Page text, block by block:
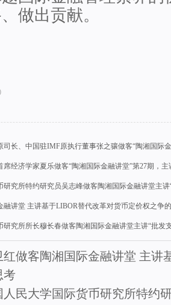
做出贡献。
司长、中国驻IMF原执行董事张之骧做客“陶湘国际
经济学家夏乐做客“陶湘国际金融讲堂”第27期，
研究所特约研究员吴志峰做客陶湘国际金融讲堂主
融讲堂 主讲基于LIBOR替代改革对货币定价权之争
研究所所长穆长春做客陶湘国际金融讲堂主讲“批发
红做客陶湘国际金融讲堂 主
考
民大学国际货币研究所特约